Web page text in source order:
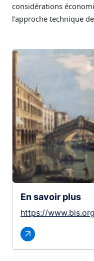
considérations
l’approche technique
En savoir plus
https://